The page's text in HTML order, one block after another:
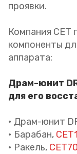
проявки.
Компания CET
компоненты
аппарата:
Драм-юнит
для его
• Драм-юнит
• Барабан,
• Ракель,